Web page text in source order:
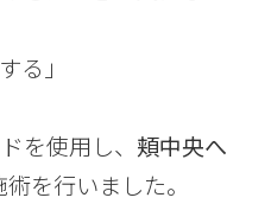
る」
を使用し、 頬中央へ
を行いました。